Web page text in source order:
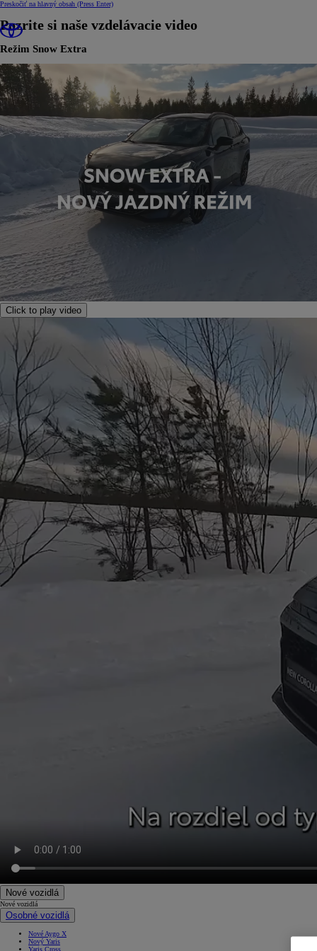
Preskočiť na hlavný obsah (Press Enter)
Pozrite si naše vzdelávacie video
Režim Snow Extra
Click to play video
Nové vozidlá
Nové vozidlá
Osobné vozidlá
Nové Aygo X
Nový Yaris
Yaris Cross